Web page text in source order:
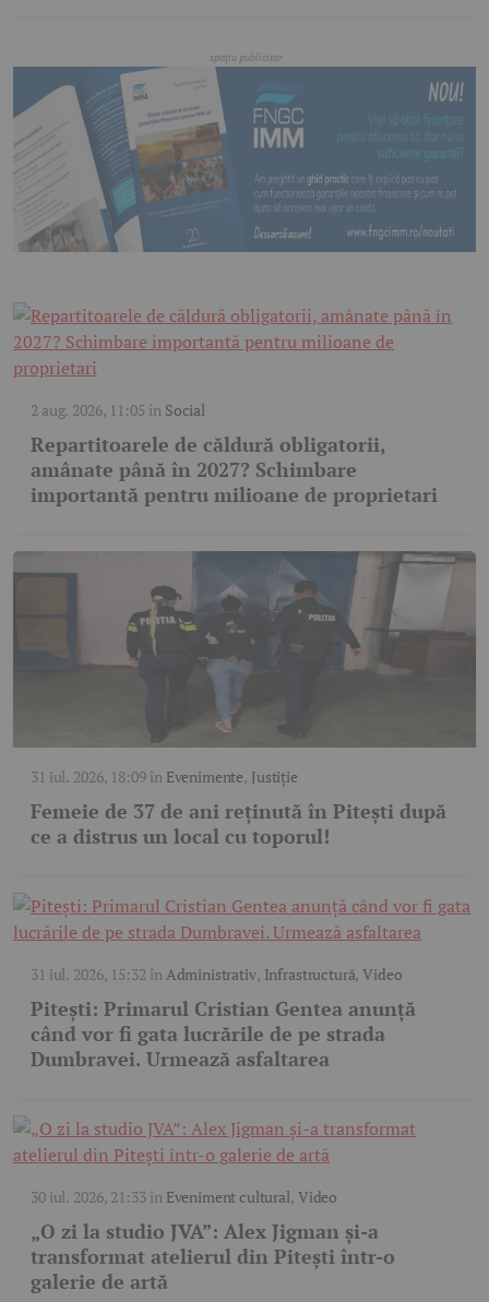
2 aug. 2026, 11:05 în Social
Repartitoarele de căldură obligatorii,
amânate până în 2027? Schimbare
importantă pentru milioane de proprietari
31 iul. 2026, 18:09în Evenimente, Justiție
Femeie de 37 de ani reținută în Pitești după
ce a distrus un local cu toporul!
31 iul. 2026, 15:32 înAdministrativ, Infrastructură,Video
Pitești: Primarul Cristian Gentea anunță
când vor fi gata lucrările de pe strada
Dumbravei. Urmează asfaltarea
30 iul. 2026, 21:33în Eveniment cultural, Video
„O zi la studio JVA”: Alex Jigman și-a
transformat atelierul din Pitești într-o
galerie de artă